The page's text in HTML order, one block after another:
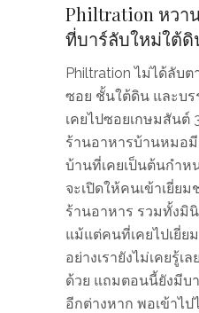
Philtration หวา
ที่บาร์ลับใหม่ใต้
Philtration ไม่ได้ลับ
ซอย ชั้นใต้ดิน​ และบร
เคยไปซอยเกษมสันต์
ร้านอาหารบ้านหมอมี
บ้านที่เคยเป็นต้นกำ
จะเปิดให้คนเข้าเยี่ย
ร้านอาหาร รวมทั้งมิ
แม้แต่คนที่เคยไปเยี่
อย่างเรายังไม่เคยรู้
ด้วย แถมตอนนี้ยังมีบ
อีกต่างหาก พอเข้าไ